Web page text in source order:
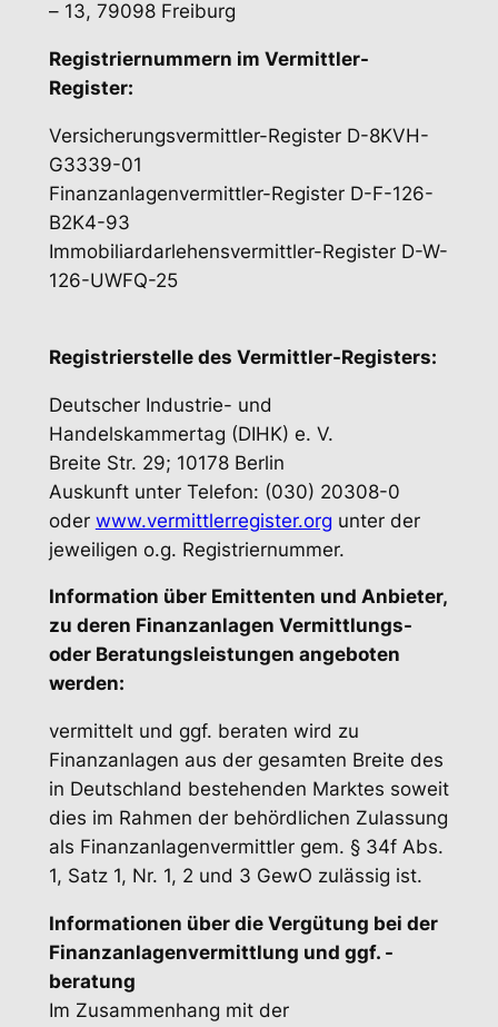
– 13, 79098 Freiburg
Registriernummern im Vermittler-
Register:
Versicherungsvermittler-Register D-8KVH-
G3339-01
Finanzanlagenvermittler-Register D-F-126-
B2K4-93
Immobiliardarlehensvermittler-Register D-W-
126-UWFQ-25
Registrierstelle des Vermittler-Registers:
Deutscher Industrie- und
Handelskammertag (DIHK) e. V.
Breite Str. 29; 10178 Berlin
Auskunft unter Telefon: (030) 20308-0
oder www.vermittlerregister.org unter der
jeweiligen o.g. Registriernummer.
Information über Emittenten und Anbieter,
zu deren Finanzanlagen Vermittlungs-
oder Beratungsleistungen angeboten
werden:
vermittelt und ggf. beraten wird zu
Finanzanlagen aus der gesamten Breite des
in Deutschland bestehenden Marktes soweit
dies im Rahmen der behördlichen Zulassung
als Finanzanlagenvermittler gem. § 34f Abs.
1, Satz 1, Nr. 1, 2 und 3 GewO zulässig ist.
Informationen über die Vergütung bei der
Finanzanlagenvermittlung und ggf. -
beratung
Im Zusammenhang mit der